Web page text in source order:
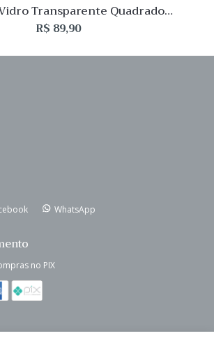
Transparente Quadrado
15x15x15cm
R$ 89,90
WhatsApp
no PIX